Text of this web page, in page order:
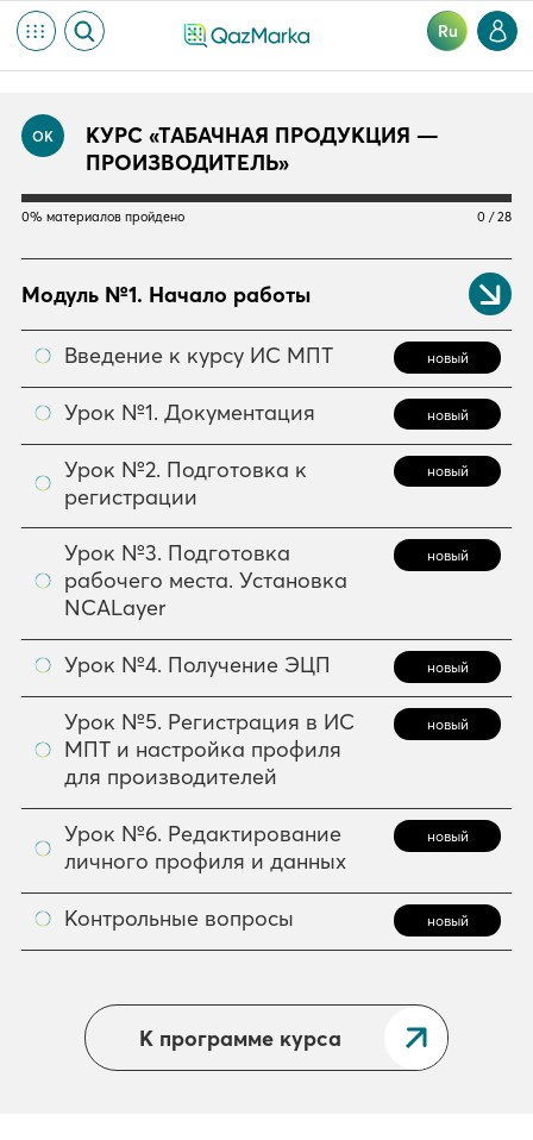
Ru
ОК
КУРС «ТАБАЧНАЯ ПРОДУКЦИЯ —
ПРОИЗВОДИТЕЛЬ»
0% материалов пройдено 0 / 28
Модуль №1. Начало работы
Введение к курсу ИС МПТ новый
Урок №1. Документация новый
Урок №2. Подготовка к
регистрации
новый
Урок №3. Подготовка
рабочего места. Установка
NCALayer
новый
Урок №4. Получение ЭЦП новый
Урок №5. Регистрация в ИС
МПТ и настройка профиля
для производителей
новый
Урок №6. Редактирование
личного профиля и данных
новый
Контрольные вопросы новый
К программе курса